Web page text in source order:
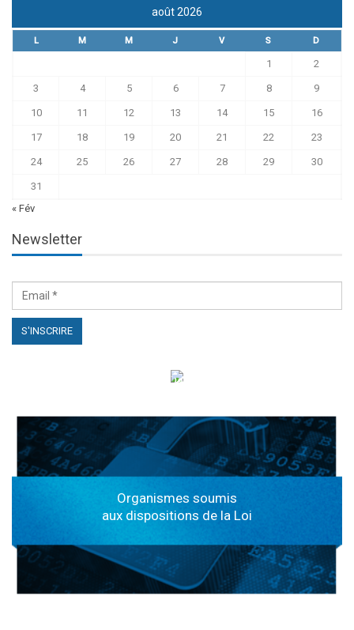
août 2026
L M M J V S D
1 2
3 4 5 6 7 8 9
10 11 12 13 14 15 16
17 18 19 20 21 22 23
24 25 26 27 28 29 30
31
« Fév
Newsletter
الهياكل الخاضعة لقانون النفاذ إلى المعلومة
Organismes soumis
aux dispositions de la Loi